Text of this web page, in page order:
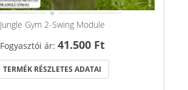
Jungle Gym 2-Swing Module
Fogyasztói ár: 41.500 Ft
TERMÉK RÉSZLETES ADATAI